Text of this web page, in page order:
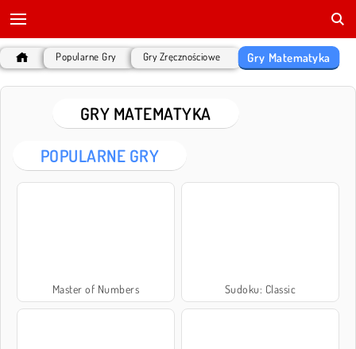
Popularne Gry Gry Zręcznościowe Gry Matematyka
GRY MATEMATYKA
POPULARNE GRY
Master of Numbers Sudoku: Classic